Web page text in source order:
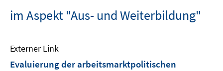
im Aspekt "Aus- und Weiterbildung"
Externer Link
Evaluierung der arbeitsmarktpolitischen